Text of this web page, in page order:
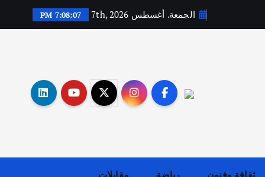
الجمعة. أغسطس 7th, 2026 7:08:08 PM